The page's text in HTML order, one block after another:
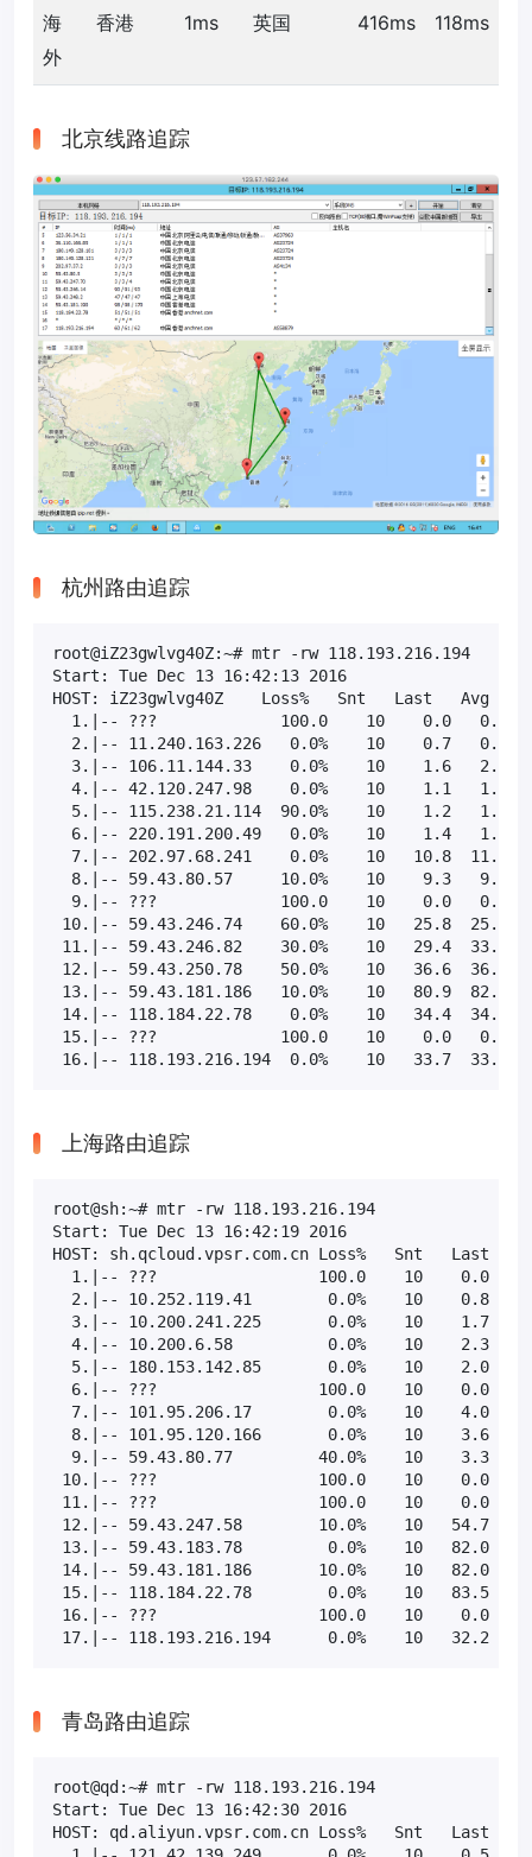
海
外
香港 1ms 英国 416ms 118ms
北京线路追踪
杭州路由追踪
root@iZ23gwlvg40Z:~# mtr -rw 118.193.216.194
Start: Tue Dec 13 16:42:13 2016
HOST: iZ23gwlvg40Z    Loss%   Snt   Last   Avg
1.|-- ???             100.0    10    0.0   0.0
2.|-- 11.240.163.226   0.0%    10    0.7   0.9
3.|-- 106.11.144.33    0.0%    10    1.6   2.2
4.|-- 42.120.247.98    0.0%    10    1.1   1.1
5.|-- 115.238.21.114  90.0%    10    1.2   1.2
6.|-- 220.191.200.49   0.0%    10    1.4   1.3
7.|-- 202.97.68.241    0.0%    10   10.8  11.1
8.|-- 59.43.80.57     10.0%    10    9.3   9.0
9.|-- ???             100.0    10    0.0   0.0
10.|-- 59.43.246.74    60.0%    10   25.8  25.9
11.|-- 59.43.246.82    30.0%    10   29.4  33.5
12.|-- 59.43.250.78    50.0%    10   36.6  36.1
13.|-- 59.43.181.186   10.0%    10   80.9  82.0
14.|-- 118.184.22.78    0.0%    10   34.4  34.7
15.|-- ???             100.0    10    0.0   0.0
16.|-- 118.193.216.194  0.0%    10   33.7  33.6
上海路由追踪
root@sh:~# mtr -rw 118.193.216.194
Start: Tue Dec 13 16:42:19 2016
HOST: sh.qcloud.vpsr.com.cn Loss%   Snt   Last
1.|-- ???                 100.0    10    0.0
2.|-- 10.252.119.41        0.0%    10    0.8
3.|-- 10.200.241.225       0.0%    10    1.7
4.|-- 10.200.6.58          0.0%    10    2.3
5.|-- 180.153.142.85       0.0%    10    2.0
6.|-- ???                 100.0    10    0.0
7.|-- 101.95.206.17        0.0%    10    4.0
8.|-- 101.95.120.166       0.0%    10    3.6
9.|-- 59.43.80.77         40.0%    10    3.3
10.|-- ???                 100.0    10    0.0
11.|-- ???                 100.0    10    0.0
12.|-- 59.43.247.58        10.0%    10   54.7
13.|-- 59.43.183.78         0.0%    10   82.0
14.|-- 59.43.181.186       10.0%    10   82.0
15.|-- 118.184.22.78        0.0%    10   83.5
16.|-- ???                 100.0    10    0.0
17.|-- 118.193.216.194      0.0%    10   32.2
青岛路由追踪
root@qd:~# mtr -rw 118.193.216.194
Start: Tue Dec 13 16:42:30 2016
HOST: qd.aliyun.vpsr.com.cn Loss%   Snt   Last